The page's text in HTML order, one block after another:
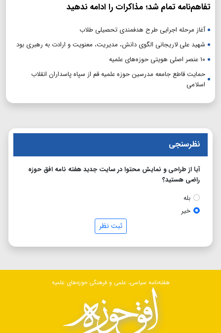
تفاهم‌نامه تمام شد؛ مذاکرات را ادامه ندهید
آغاز مرحله اجرایی طرح هدفمندی تحصیلی طلاب
شهید علی لاریجانی الگوی دانش، مدیریت، معنویت و ارادت به رهبری بود
۱۰ عنصر اصلی هویتی حوزه‌های علمیه
حمایت قاطع جامعه مدرسین حوزه علمیه قم از سپاه پاسداران انقلاب
اسلامی
نظرسنجی
آیا از طراحی و نمایش محتوا در سایت جدید هفته نامه افق حوزه
راضی هستید؟
بله
خیر
ثبت نظر
هفته‌نامه سیاسی، علمی و فرهنگی حوزه‌های علمیه